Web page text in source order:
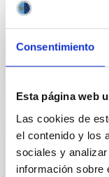
Consentimiento
Esta página web
Las cookies de
el contenido y los
sociales y
información sobre
Science
NOTA DE
El Instituto